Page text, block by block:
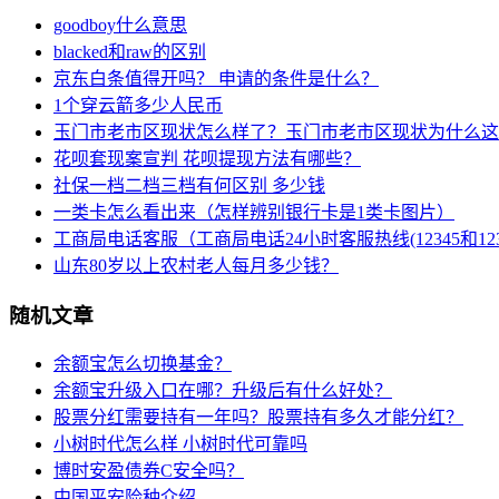
goodboy什么意思
blacked和raw的区别
京东白条值得开吗？ 申请的条件是什么？
1个穿云箭多少人民币
玉门市老市区现状怎么样了？玉门市老市区现状为什么这
花呗套现案宣判 花呗提现方法有哪些？
社保一档二档三档有何区别 多少钱
一类卡怎么看出来（怎样辨别银行卡是1类卡图片）
工商局电话客服（工商局电话24小时客服热线(12345和
山东80岁以上农村老人每月多少钱？
随机文章
余额宝怎么切换基金？
余额宝升级入口在哪？升级后有什么好处？
股票分红需要持有一年吗？股票持有多久才能分红？
小树时代怎么样 小树时代可靠吗
博时安盈债券C安全吗？